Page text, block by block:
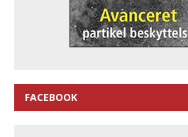
FACEBOOK